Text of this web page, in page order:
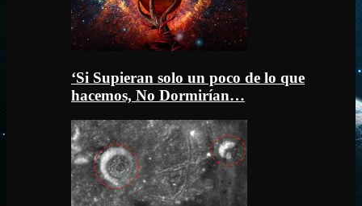
‘Si Supieran solo un poco de lo que
hacemos, No Dormirían…